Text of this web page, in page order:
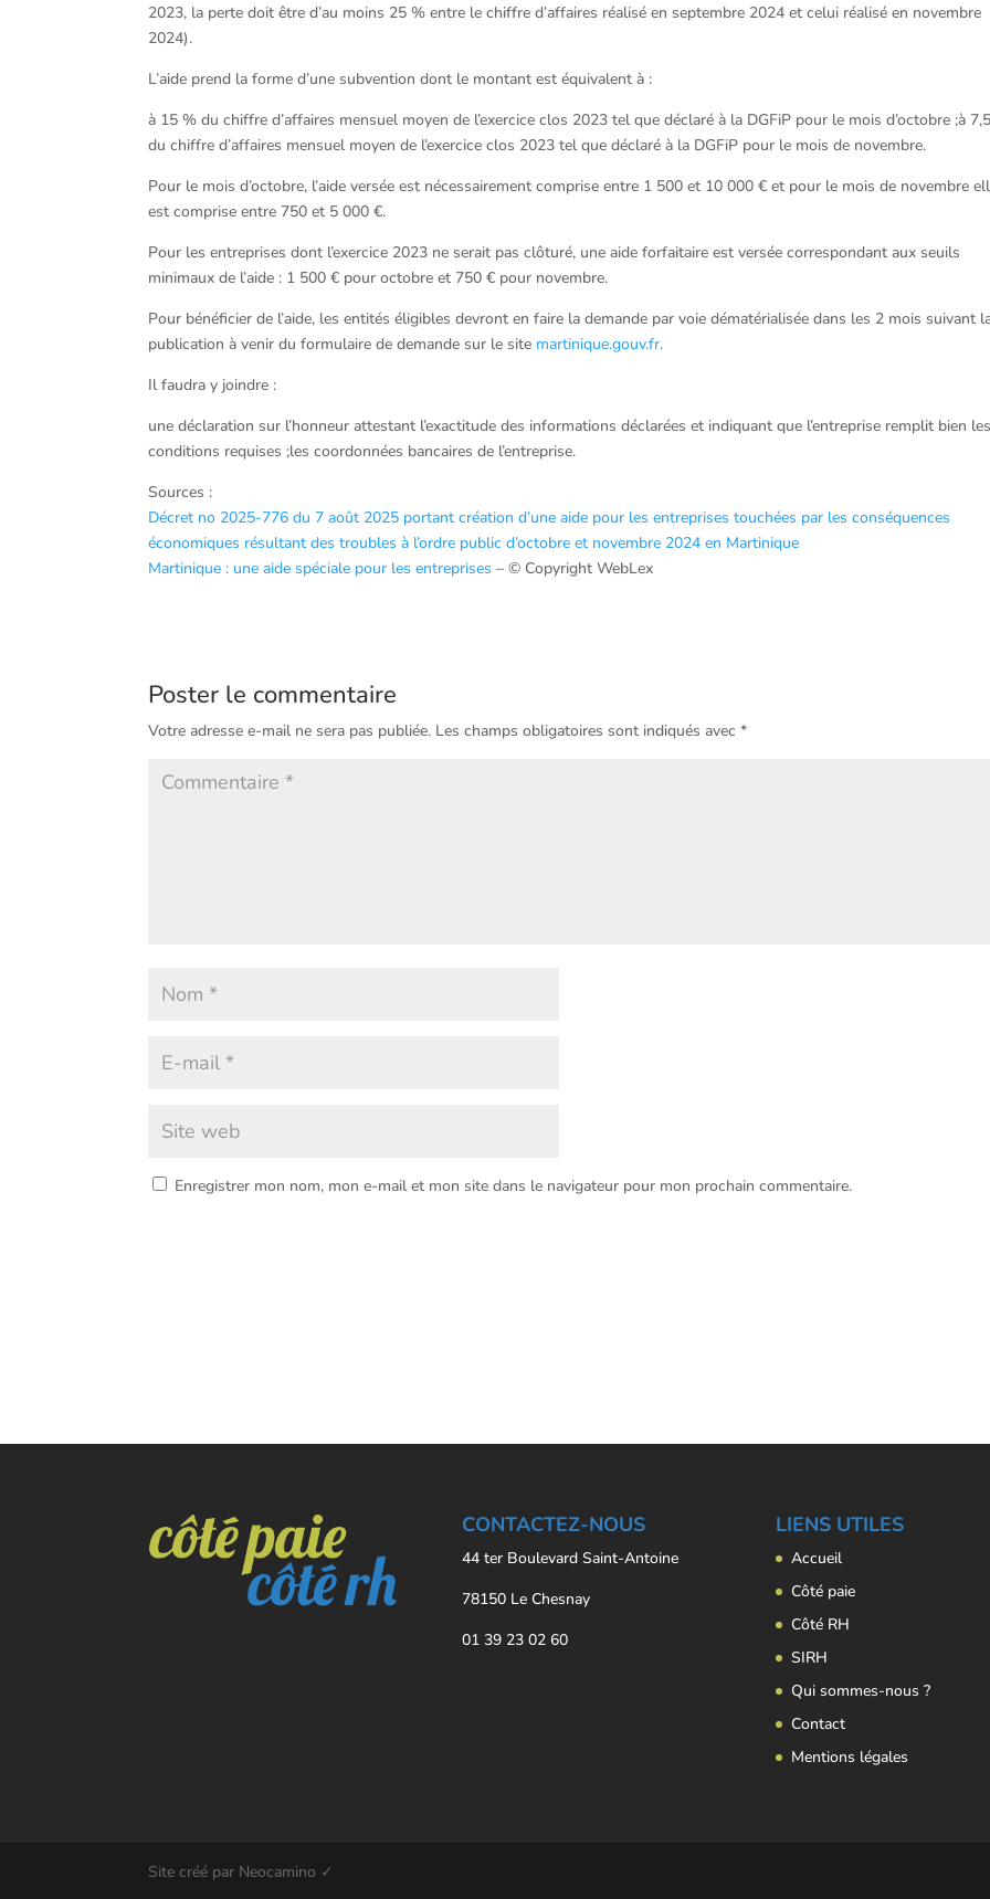
2023, la perte doit être d’au moins 25 % entre le chiffre d’affaires réalisé en septembre 2024 et celui réalisé en novembre
2024).
L’aide prend la forme d’une subvention dont le montant est équivalent à :
à 15 % du chiffre d’affaires mensuel moyen de l’exercice clos 2023 tel que déclaré à la DGFiP pour le mois d’octobre ;à
du chiffre d’affaires mensuel moyen de l’exercice clos 2023 tel que déclaré à la DGFiP pour le mois de novembre.
Pour le mois d’octobre, l’aide versée est nécessairement comprise entre 1 500 et 10 000 € et pour le mois de novembre
est comprise entre 750 et 5 000 €.
Pour les entreprises dont l’exercice 2023 ne serait pas clôturé, une aide forfaitaire est versée correspondant aux seuils
minimaux de l’aide : 1 500 € pour octobre et 750 € pour novembre.
Pour bénéficier de l’aide, les entités éligibles devront en faire la demande par voie dématérialisée dans les 2 mois suivant
publication à venir du formulaire de demande sur le site martinique.gouv.fr.
Il faudra y joindre :
une déclaration sur l’honneur attestant l’exactitude des informations déclarées et indiquant que l’entreprise remplit bien
conditions requises ;les coordonnées bancaires de l’entreprise.
Sources :
Décret no 2025-776 du 7 août 2025 portant création d’une aide pour les entreprises touchées par les conséquences
économiques résultant des troubles à l’ordre public d’octobre et novembre 2024 en Martinique
Martinique : une aide spéciale pour les entreprises – © Copyright WebLex
Poster le commentaire
Votre adresse e-mail ne sera pas publiée. Les champs obligatoires sont indiqués avec*
Enregistrer mon nom, mon e-mail et mon site dans le navigateur pour mon prochain commentaire.
CONTACTEZ-NOUS
44 ter Boulevard Saint-Antoine
78150 Le Chesnay
01 39 23 02 60
LIENS UTILES
Accueil
Côté paie
Côté RH
SIRH
Qui sommes-nous ?
Contact
Mentions légales
Site créé par Neocamino ✓